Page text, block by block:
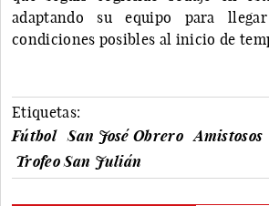
adaptando su equipo para
condiciones posibles al inicio de
Etiquetas:
Fútbol
San José Obrero
Amistosos
Trofeo San Julián